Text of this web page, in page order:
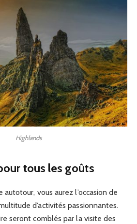
Highlands
tous les goûts
vous aurez l’occasion de
d’activités passionnantes.
seront comblés par la visite des